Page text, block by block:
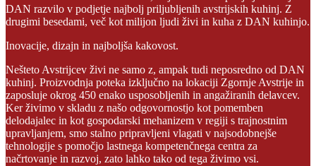
DAN razvilo v podjetje najbolj priljubljenih avstrijskih kuhinj. Z
drugimi besedami, več kot milijon ljudi živi in kuha z DAN kuhinjo.
Inovacije, dizajn in najboljša kakovost.
Nešteto Avstrijcev živi ne samo z, ampak tudi neposredno od DAN
kuhinj. Proizvodnja poteka izključno na lokaciji Zgornje Avstrije in
zaposluje okrog 450 enako usposobljenih in angažiranih delavcev.
Ker živimo v skladu z našo odgovornostjo kot pomemben
delodajalec in kot gospodarski mehanizem v regiji s trajnostnim
upravljanjem, smo stalno pripravljeni vlagati v najsodobnejše
tehnologije s pomočjo lastnega kompetenčnega centra za
načrtovanje in razvoj, zato lahko tako od tega živimo vsi.